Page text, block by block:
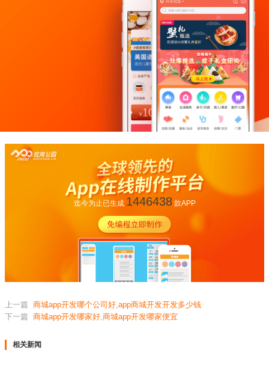
迄今为止已生成 1446438款APP
上一篇 商城app开发哪个公司好,app商城开发开发多少钱
下一篇 商城app开发哪家好,商城app开发哪家便宜
相关新闻